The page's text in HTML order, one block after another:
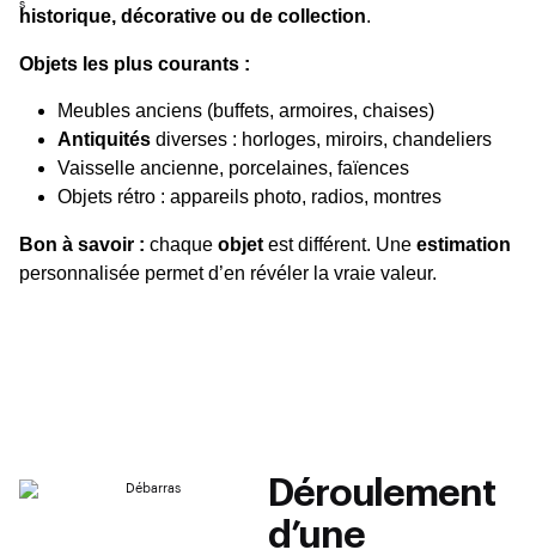
historique, décorative ou de collection.
Objets les plus courants :
Meubles anciens (buffets, armoires, chaises)
Antiquités diverses : horloges, miroirs, chandeliers
Vaisselle ancienne, porcelaines, faïences
Objets rétro : appareils photo, radios, montres
Bon à savoir : chaque objet est différent. Une estimation
personnalisée permet d’en révéler la vraie valeur.
Déroulement
d’une